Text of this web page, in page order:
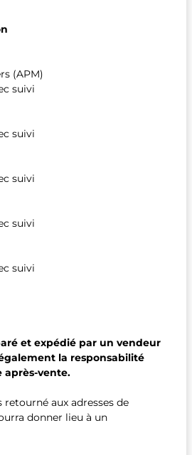
(APM)
suivi
suivi
suivi
suivi
suivi
et expédié par un vendeur
la responsabilité
après-vente.
aux adresses de
donner lieu à un